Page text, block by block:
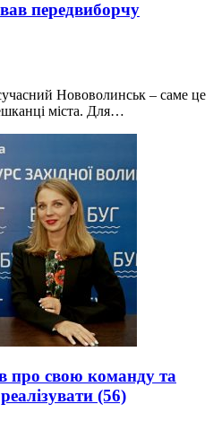
передвиборчу
Нововолинськ – саме це
міста. Для…
про свою команду та
(56)